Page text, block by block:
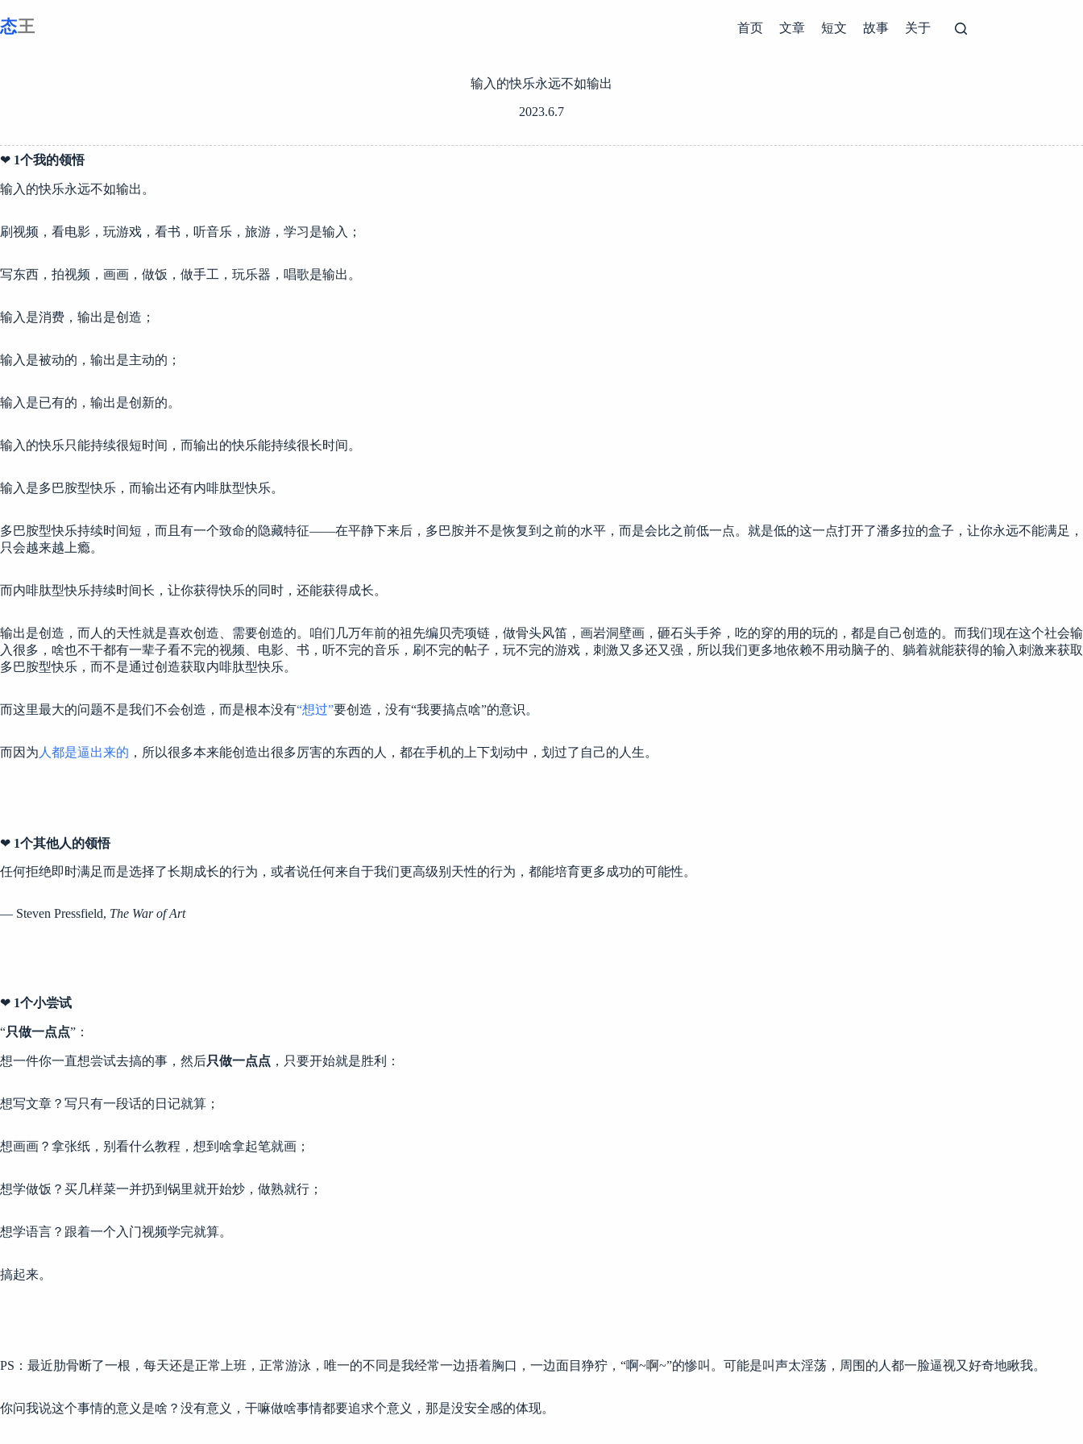
至
首页 文章 短文 故事 关于
输入的快乐永远不如输出
2023.6.7
❤ 1个我的领悟
输入的快乐永远不如输出。
刷视频，看电影，玩游戏，看书，听音乐，旅游，学习是输入；
写东西，拍视频，画画，做饭，做手工，玩乐器，唱歌是输出。
输入是消费，输出是创造；
输入是被动的，输出是主动的；
输入是已有的，输出是创新的。
输入的快乐只能持续很短时间，而输出的快乐能持续很长时间。
输入是多巴胺型快乐，而输出还有内啡肽型快乐。
多巴胺型快乐持续时间短，而且有一个致命的隐藏特征——在平静下来后，多巴胺并不是恢复到之前的水平，而是会比之前低一点。就是低的这一点打开了潘多拉的盒子，让你永远不能满足，
只会越来越上瘾。
而内啡肽型快乐持续时间长，让你获得快乐的同时，还能获得成长。
输出是创造，而人的天性就是喜欢创造、需要创造的。咱们几万年前的祖先编贝壳项链，做骨头风笛，画岩洞壁画，砸石头手斧，吃的穿的用的玩的，都是自己创造的。而我们现在这个社会输
入很多，啥也不干都有一辈子看不完的视频、电影、书，听不完的音乐，刷不完的帖子，玩不完的游戏，刺激又多还又强，所以我们更多地依赖不用动脑子的、躺着就能获得的输入刺激来获取
多巴胺型快乐，而不是通过创造获取内啡肽型快乐。
而这里最大的问题不是我们不会创造，而是根本没有“想过”要创造，没有“我要搞点啥”的意识。
而因为 人都是逼出来的 ，所以很多本来能创造出很多厉害的东西的人，都在手机的上下划动中，划过了自己的人生。
❤ 1个其他人的领悟
任何拒绝即时满足而是选择了长期成长的行为，或者说任何来自于我们更高级别天性的行为，都能培育更多成功的可能性。
— Steven Pressfield, The War of Art
❤ 1个小尝试
“只做一点点”：
想一件你一直想尝试去搞的事，然后只做一点点 ，只要开始就是胜利：
想写文章？写只有一段话的日记就算；
想画画？拿张纸，别看什么教程，想到啥拿起笔就画；
想学做饭？买几样菜一并扔到锅里就开始炒，做熟就行；
想学语言？跟着一个入门视频学完就算。
搞起来。
PS：最近肋骨断了一根，每天还是正常上班，正常游泳，唯一的不同是我经常一边捂着胸口，一边面目狰狞，“啊~啊~”的惨叫。可能是叫声太淫荡，周围的人都一脸逼视又好奇地瞅我。
你问我说这个事情的意义是啥？没有意义，干嘛做啥事情都要追求个意义，那是没安全感的体现。